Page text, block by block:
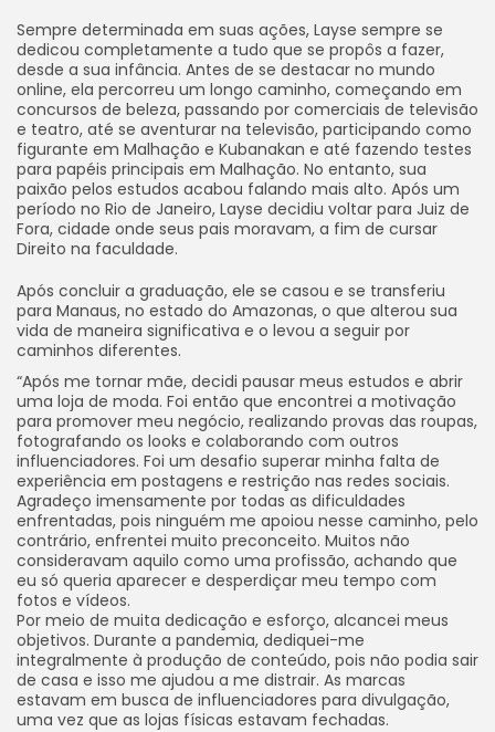
Sempre determinada em suas ações, Layse sempre se
dedicou completamente a tudo que se propôs a fazer,
desde a sua infância. Antes de se destacar no mundo
online, ela percorreu um longo caminho, começando em
concursos de beleza, passando por comerciais de televisão
e teatro, até se aventurar na televisão, participando como
figurante em Malhação e Kubanakan e até fazendo testes
para papéis principais em Malhação. No entanto, sua
paixão pelos estudos acabou falando mais alto. Após um
período no Rio de Janeiro, Layse decidiu voltar para Juiz de
Fora, cidade onde seus pais moravam, a fim de cursar
Direito na faculdade.
Após concluir a graduação, ele se casou e se transferiu
para Manaus, no estado do Amazonas, o que alterou sua
vida de maneira significativa e o levou a seguir por
caminhos diferentes.
“Após me tornar mãe, decidi pausar meus estudos e abrir
uma loja de moda. Foi então que encontrei a motivação
para promover meu negócio, realizando provas das roupas,
fotografando os looks e colaborando com outros
influenciadores. Foi um desafio superar minha falta de
experiência em postagens e restrição nas redes sociais.
Agradeço imensamente por todas as dificuldades
enfrentadas, pois ninguém me apoiou nesse caminho, pelo
contrário, enfrentei muito preconceito. Muitos não
consideravam aquilo como uma profissão, achando que
eu só queria aparecer e desperdiçar meu tempo com
fotos e vídeos.
Por meio de muita dedicação e esforço, alcancei meus
objetivos. Durante a pandemia, dediquei-me
integralmente à produção de conteúdo, pois não podia sair
de casa e isso me ajudou a me distrair. As marcas
estavam em busca de influenciadores para divulgação,
uma vez que as lojas físicas estavam fechadas.